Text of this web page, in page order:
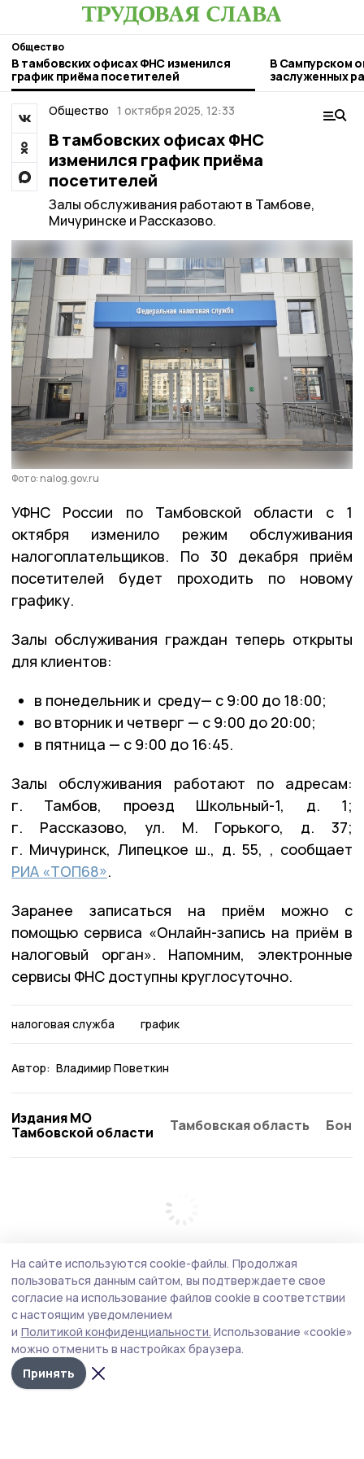
Общество
В тамбовских офисах ФНС изменился
график приёма посетителей
В Сампурском
заслуженных
Общество 1 октября 2025, 12:33
В тамбовских офисах ФНС
изменился график приёма
посетителей
Залы обслуживания работают в Тамбове,
Мичуринске и Рассказово.
Фото: nalog.gov.ru
УФНС России по Тамбовской области с 1
октября изменило режим обслуживания
налогоплательщиков. По 30 декабря приём
посетителей будет проходить по новому
графику.
Залы обслуживания граждан теперь открыты
для клиентов:
в понедельник и среду— с 9:00 до 18:00;
во вторник и четверг — с 9:00 до 20:00;
в пятница — с 9:00 до 16:45.
Залы обслуживания работают по адресам:
г. Тамбов, проезд Школьный-1, д. 1;
г. Рассказово, ул. М. Горького, д. 37;
г. Мичуринск, Липецкое ш., д. 55, , сообщает
РИА «ТОП68».
Заранее записаться на приём можно с
помощью сервиса «Онлайн-запись на приём в
налоговый орган». Напомним, электронные
сервисы ФНС доступны круглосуточно.
налоговая служба график
Автор: Владимир Поветкин
Издания МО
Тамбовской области
Тамбовская область
На сайте используются cookie-файлы. Продолжая
пользоваться данным сайтом, вы подтверждаете свое
согласие на использование файлов cookie в соответствии
с настоящим уведомлением
и Политикой конфиденциальности. Использование «cookie»
можно отменить в настройках браузера.
Принять